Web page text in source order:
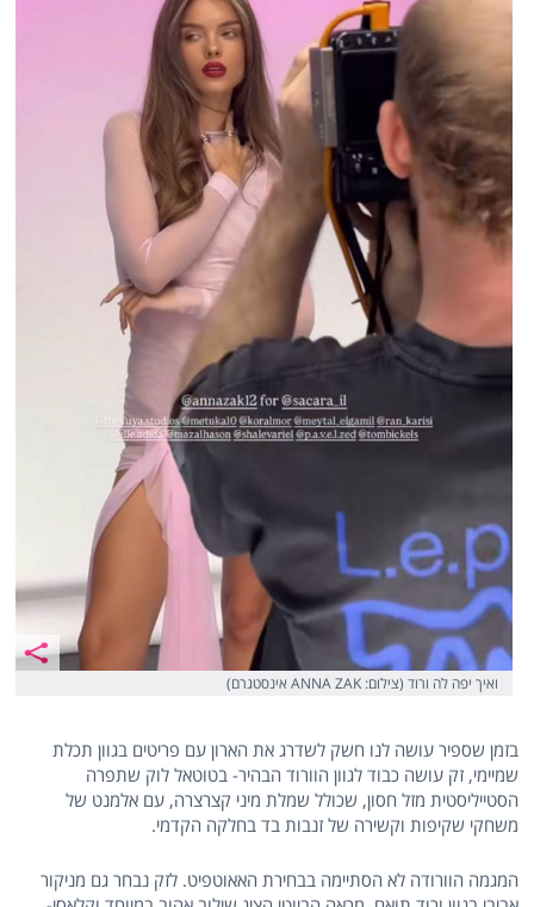
ואיך יפה לה ורוד (צילום: ANNA ZAK אינסטגרם)
בזמן שספיר עושה לנו חשק לשדרג את הארון עם פריטים בגוון תכלת
שמיימי, זק עושה כבוד לגוון הוורוד הבהיר- בטוטאל לוק שתפרה
הסטייליסטית מזל חסון, שכולל שמלת מיני קצרצרה, עם אלמנט של
משחקי שקיפות וקשירה של זנבות בד בחלקה הקדמי.
המגמה הוורודה לא הסתיימה בבחירת האאוטפיט. לזק נבחר גם מניקור